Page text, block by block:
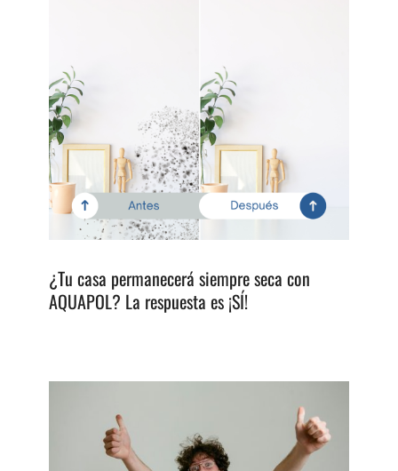
¿Tu casa permanecerá siempre seca con
AQUAPOL? La respuesta es ¡SÍ!